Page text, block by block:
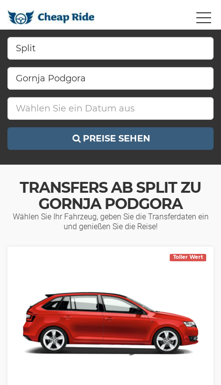
PREISE SEHEN
TRANSFERS AB SPLIT ZU
GORNJA PODGORA
Wählen Sie Ihr Fahrzeug, geben Sie die Transferdaten ein
und genießen Sie die Reise!
Toller Wert